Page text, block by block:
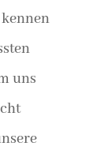
uns